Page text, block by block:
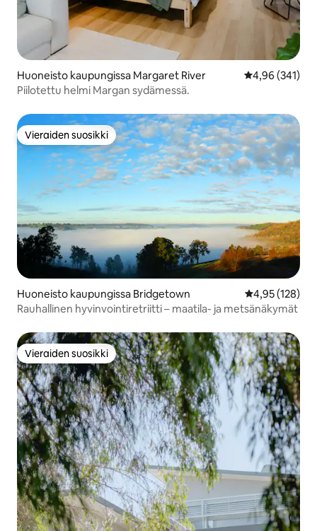
Huoneisto kaupungissa Margaret River
4,96 (341)
Piilotettu helmi Margan sydämessä.
Vieraiden suosikki
Vieraiden suosikki
Huoneisto kaupungissa Bridgetown
4,95 (128)
Rauhallinen hyvinvointiretriitti – maatila- ja metsänäkymät
Vieraiden suosikki
Vieraiden suosikki